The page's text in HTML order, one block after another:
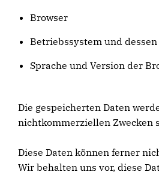
Browser
Betriebssystem und dessen
Sprache und Version der
Die gespeicherten Daten
nichtkommerziellen Zwecken
Diese Daten können ferner
Wir behalten uns vor, diese